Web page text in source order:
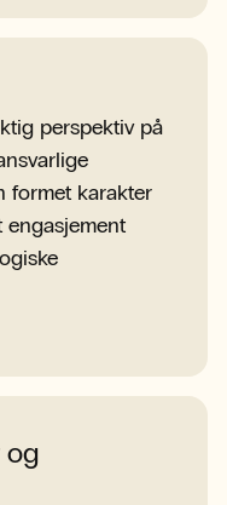
perspektiv på
formet karakter
og